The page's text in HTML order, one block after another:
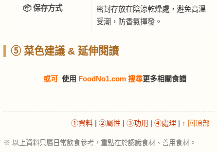
📦 保存方式
密封存放在陰涼乾燥處，避免高溫
受潮，防香氣揮發。
⑤ 菜色建議 & 延伸閱讀
或可 使用 FoodNo1.com 搜尋更多相關食譜
①資料 | ②屬性 | ③功用 | ④處理 | ↑ 回頂部
※ 以上資料只屬日常飲食參考，重點在於認識食材、善用食材。